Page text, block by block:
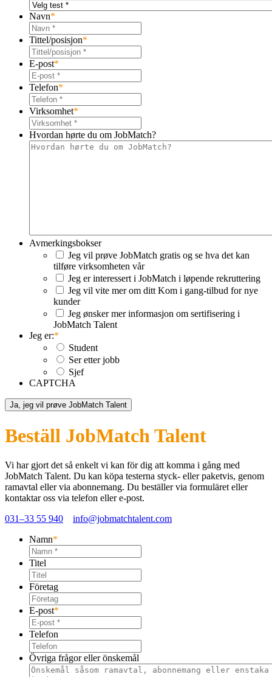
Navn*
Tittel/posisjon*
E-post*
Telefon*
Virksomhet*
Hvordan hørte du om JobMatch?
Avmerkingsbokser
Jeg vil prøve JobMatch gratis og se hva det kan
tilføre virksomheten vår
Jeg er interessert i JobMatch i løpende rekruttering
Jeg vil vite mer om ditt Kom i gang-tilbud for nye
kunder
Jeg ønsker mer informasjon om sertifisering i
JobMatch Talent
Jeg er:*
Student
Ser etter jobb
Sjef
CAPTCHA
Beställ JobMatch Talent
Vi har gjort det så enkelt vi kan för dig att komma i gång med
JobMatch Talent. Du kan köpa testerna styck- eller paketvis, genom
ramavtal eller via abonnemang. Du beställer via formuläret eller
kontaktar oss via telefon eller e-post.
031–33 55 940
info@jobmatchtalent.com
Namn*
Titel
Företag
E-post*
Telefon
Övriga frågor eller önskemål